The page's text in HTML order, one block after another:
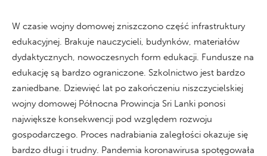
W czasie wojny domowej zniszczono część infrastruktury
edukacyjnej. Brakuje nauczycieli, budynków, materiałów
dydaktycznych, nowoczesnych form edukacji. Fundusze na
edukację są bardzo ograniczone. Szkolnictwo jest bardzo
zaniedbane. Dziewięć lat po zakończeniu niszczycielskiej
wojny domowej Północna Prowincja Sri Lanki ponosi
największe konsekwencji pod względem rozwoju
gospodarczego. Proces nadrabiania zaległości okazuje się
bardzo długi i trudny. Pandemia koronawirusa spotęgowała